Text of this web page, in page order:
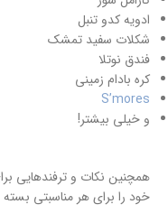
ادویه کدو تنبل
شکلات سفید تمشک
فندق نوتلا
کره بادام زمینی
S’mores
و خیلی بیشتر!
همچنین نکات و ترفندهایی
خود را برای هر مناسبتی